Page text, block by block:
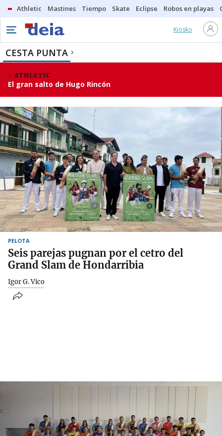
Athletic Mastines Tiempo Skate Eclipse Robos en playas
Kiosko
CESTA PUNTA
ATHLETIC
El gran salto de Hugo Rincón
PELOTA
Seis parejas pugnan por el cetro del
Grand Slam de Hondarribia
Igor G. Vico